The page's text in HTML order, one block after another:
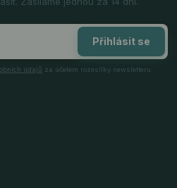
Přihlásit se
údajů za účelem rozesílky newsletteru.